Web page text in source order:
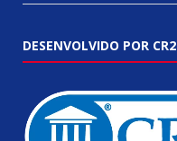
DESENVOLVIDO POR CR2